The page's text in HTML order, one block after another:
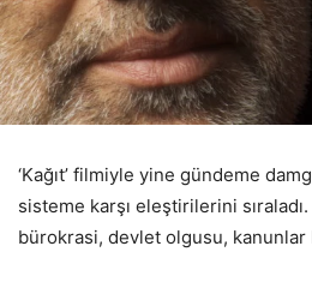
‘Kağıt’ filmiyle yine gündeme
sisteme karşı eleştirilerini
bürokrasi, devlet olgusu, kanunlar